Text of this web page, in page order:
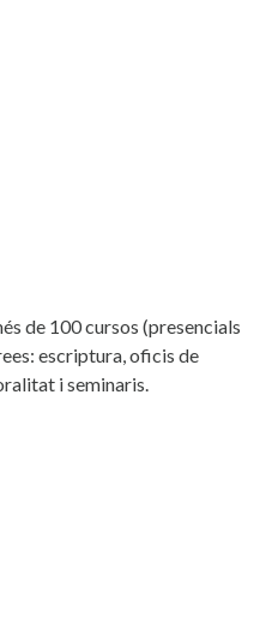
de 100 cursos (presencials
escriptura, oficis de
i seminaris.